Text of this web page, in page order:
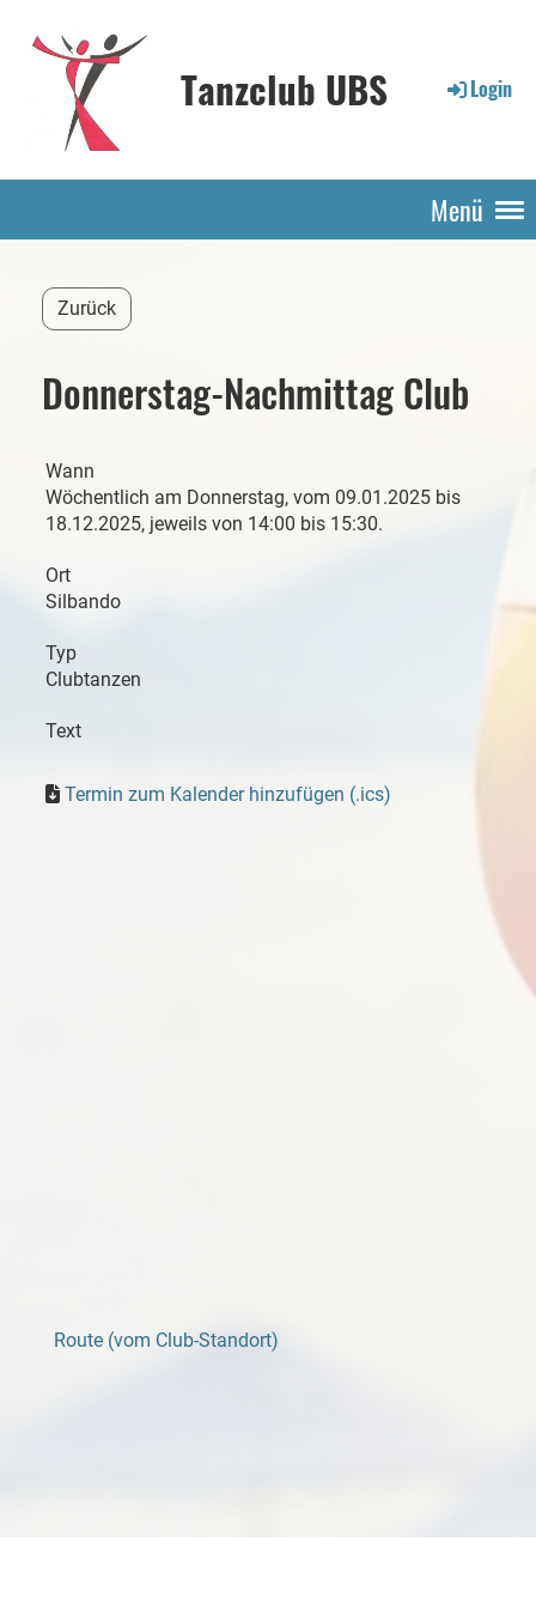
Tanzclub UBS Login
Menü
Zurück
Donnerstag-Nachmittag Club
Wann
Wöchentlich am Donnerstag, vom 09.01.2025 bis
18.12.2025, jeweils von 14:00 bis 15:30.
Ort
Silbando
Typ
Clubtanzen
Text
Termin zum Kalender hinzufügen (.ics)
Route (vom Club-Standort)